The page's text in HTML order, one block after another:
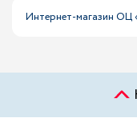
Интернет-магазин ОЦ